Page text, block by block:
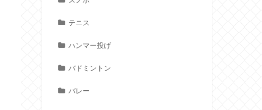
テニス
ハンマー投げ
バドミントン
バレー